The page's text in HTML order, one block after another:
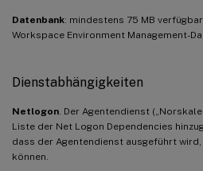
Datenbank: mindestens 75 MB
Workspace Environment Management-
Dienstabhängigkeiten
Netlogon . Der Agentendienst
Liste der Net Logon Dependencies
dass der Agentendienst ausgeführt
können.